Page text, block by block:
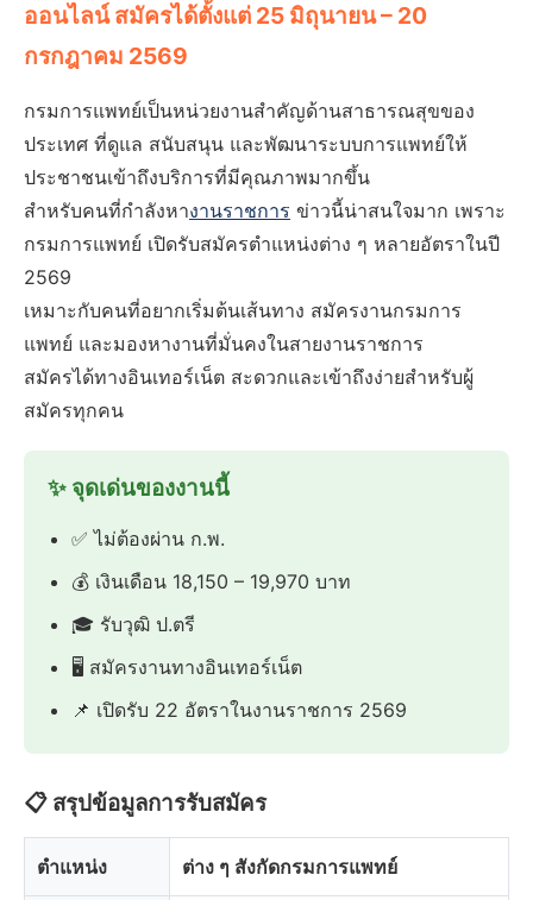
ออนไลน์ สมัครได้ตั้งแต่ 25 มิถุนายน – 20
กรกฎาคม 2569
กรมการแพทย์เป็นหน่วยงานสำคัญด้านสาธารณสุขของ
ประเทศ ที่ดูแล สนับสนุน และพัฒนาระบบการแพทย์ให้
ประชาชนเข้าถึงบริการที่มีคุณภาพมากขึ้น
สำหรับคนที่กำลังหางานราชการ ข่าวนี้น่าสนใจมาก เพราะ
กรมการแพทย์ เปิดรับสมัครตำแหน่งต่าง ๆ หลายอัตราในปี
2569
เหมาะกับคนที่อยากเริ่มต้นเส้นทาง สมัครงานกรมการ
แพทย์ และมองหางานที่มั่นคงในสายงานราชการ
สมัครได้ทางอินเทอร์เน็ต สะดวกและเข้าถึงง่ายสำหรับผู้
สมัครทุกคน
✨ จุดเด่นของงานนี้
✅ ไม่ต้องผ่าน ก.พ.
💰 เงินเดือน 18,150 – 19,970 บาท
🎓 รับวุฒิ ป.ตรี
🖥️ สมัครงานทางอินเทอร์เน็ต
📌 เปิดรับ 22 อัตราในงานราชการ 2569
📋 สรุปข้อมูลการรับสมัคร
ตำแหน่ง ต่าง ๆ สังกัดกรมการแพทย์